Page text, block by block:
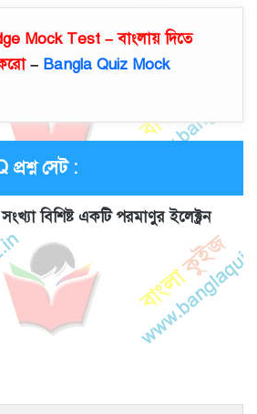
Mock Test – বাংলায় দিতে
– Bangla Quiz Mock
প্রশ্ন সেট :
বিশিষ্ট একটি পরমাণুর ইলেক্ট্রন